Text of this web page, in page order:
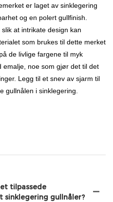
er laget av sinklegering
og en polert gullfinish.
at intrikate design kan
som brukes til dette merket
de livlige fargene til myk
emalje, noe som gjør det til det
Legg til et snev av sjarm til
gullnålen i sinklegering.
tilpassede
sinklegering gullnåler?